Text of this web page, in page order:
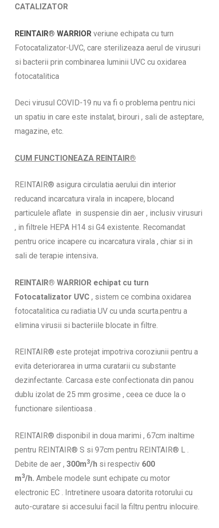
CATALIZATOR
REINTAIR® WARRIOR veriune echipata cu turn
Fotocatalizator-UVC, care sterilizeaza aerul de virusuri
si bacterii prin combinarea luminii UVC cu oxidarea
fotocatalitica
Deci virusul COVID-19 nu va fi o problema pentru nici
un spatiu in care este instalat, birouri , sali de asteptare,
magazine, etc.
CUM FUNCTIONEAZA REINTAIR®
REINTAIR® asigura circulatia aerului din interior
reducand incarcatura virala in incapere, blocand
particulele aflate in suspensie din aer , inclusiv virusuri
, in filtrele HEPA H14 si G4 existente. Recomandat
pentru orice incapere cu incarcatura virala , chiar si in
sali de terapie intensiva.
REINTAIR® WARRIOR echipat cu turn
Fotocatalizator UVC , sistem ce combina oxidarea
fotocatalitica cu radiatia UV cu unda scurta.pentru a
elimina virusii si bacteriile blocate in filtre.
REINTAIR® este protejat impotriva coroziunii pentru a
evita deteriorarea in urma curatarii cu substante
dezinfectante. Carcasa este confectionata din panou
dublu izolat de 25 mm grosime , ceea ce duce la o
functionare silentioasa .
REINTAIR® disponibil in doua marimi , 67cm inaltime
pentru REINTAIR® S si 97cm pentru REINTAIR® L .
Debite de aer , 300m3/h si respectiv 600
m3/h. Ambele modele sunt echipate cu motor
electronic EC . Intretinere usoara datorita rotorului cu
auto-curatare si accesului facil la filtru pentru inlocuire.